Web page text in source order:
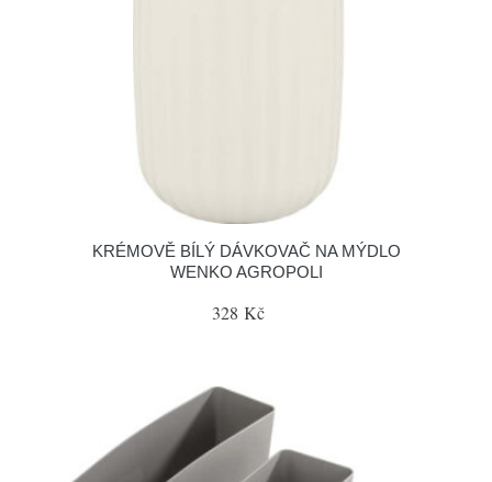
KRÉMOVĚ BÍLÝ DÁVKOVAČ NA MÝDLO
WENKO AGROPOLI
328 Kč